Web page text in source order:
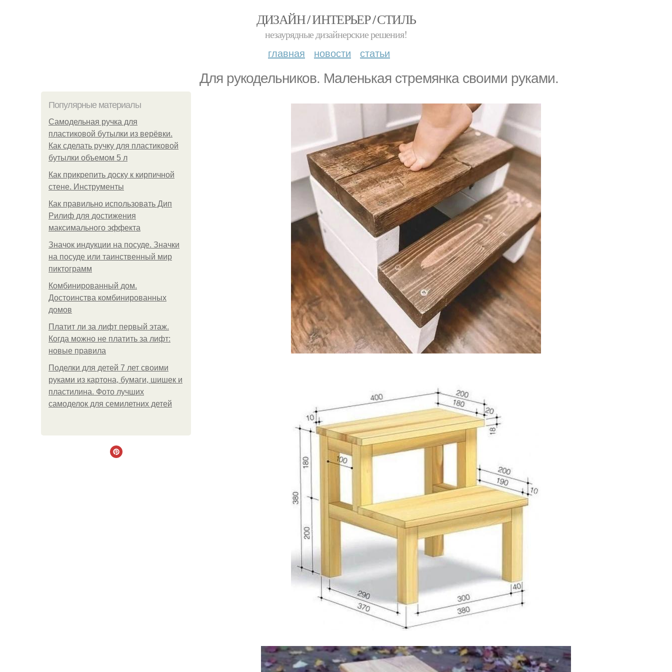
ДИЗАЙН / ИНТЕРЬЕР / СТИЛЬ
незаурядные дизайнерские решения!
главная новости статьи
Для рукодельников. Маленькая стремянка своими руками.
Популярные материалы
Самодельная ручка для
пластиковой бутылки из верёвки.
Как сделать ручку для пластиковой
бутылки объемом 5 л
Как прикрепить доску к кирпичной
стене. Инструменты
Как правильно использовать Дип
Рилиф для достижения
максимального эффекта
Значок индукции на посуде. Значки
на посуде или таинственный мир
пиктограмм
Комбинированный дом.
Достоинства комбинированных
домов
Платит ли за лифт первый этаж.
Когда можно не платить за лифт:
новые правила
Поделки для детей 7 лет своими
руками из картона, бумаги, шишек и
пластилина. Фото лучших
самоделок для семилетних детей